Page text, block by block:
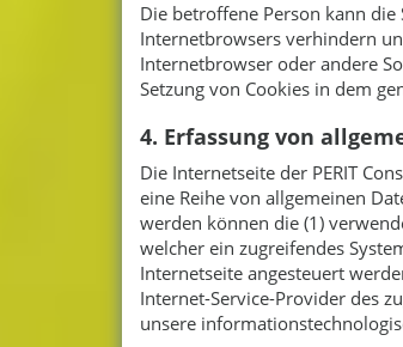
Die betroffene Person kann
Internetbrowsers verhindern
Internetbrowser oder andere
Setzung von Cookies in dem
4. Erfassung von
Die Internetseite der PERIT
eine Reihe von allgemeinen
werden können die (1)
welcher ein zugreifendes
Internetseite angesteuert
Internet-Service-Provider des
unsere